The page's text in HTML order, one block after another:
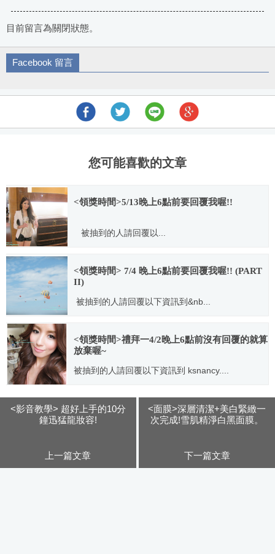
目前留言為關閉狀態。
Facebook 留言
您可能喜歡的文章
<領獎時間>5/13晚上6點前要回覆我喔!!
被抽到的人請回覆以...
2012.05.10
<領獎時間> 7/4 晚上6點前要回覆我喔!! (PART
II)
被抽到的人請回覆以下資訊到&nb...
2013.06.30
<領獎時間>禮拜一4/2晚上6點前沒有回覆的就算
放棄喔~
被抽到的人請回覆以下資訊到 ksnancy....
<影音教學> 超好上手的10分
鐘迅猛龍妝容!
上一篇文章
<面膜>深層清潔+美白緊緻一
次完成!雪肌精淨白黑面膜。
下一篇文章